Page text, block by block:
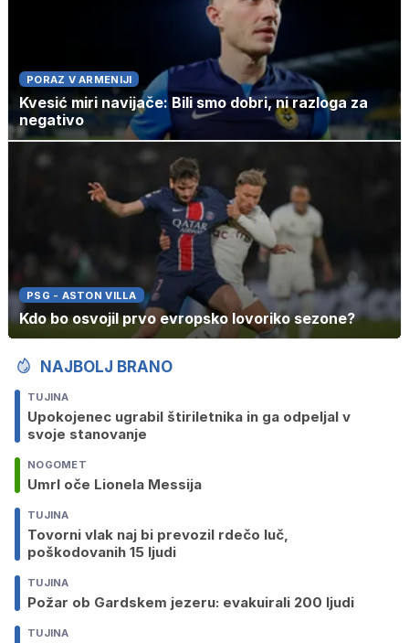
PORAZ V ARMENIJI
Kvesić miri navijače: Bili smo dobri, ni razloga za
negativo
PSG - ASTON VILLA
Kdo bo osvojil prvo evropsko lovoriko sezone?
NAJBOLJ BRANO
TUJINA
Upokojenec ugrabil štiriletnika in ga odpeljal v
svoje stanovanje
NOGOMET
Umrl oče Lionela Messija
TUJINA
Tovorni vlak naj bi prevozil rdečo luč,
poškodovanih 15 ljudi
TUJINA
Požar ob Gardskem jezeru: evakuirali 200 ljudi
TUJINA